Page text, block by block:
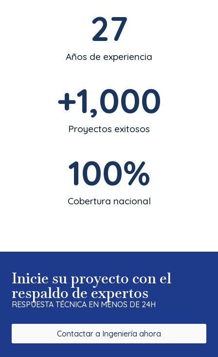
Años de experiencia
27
Proyectos exitosos
+1,000
Cobertura nacional
100%
Inicie su proyecto con el
respaldo de expertos
RESPUESTA TÉCNICA EN MENOS DE 24H
Contactar a Ingeniería ahora